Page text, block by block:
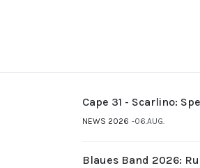
Cape 31 - Scarlino:
NEWS 2026 06.AUG.
Blaues Band 2026: